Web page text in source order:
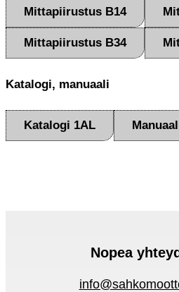
Mittapiirustus B14
Mittapiirustus B34
Katalogi, manuaali
Katalogi 1AL
Nopea